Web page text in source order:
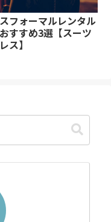
フォーマルレンタル
すすめ3選【スーツ
ス】